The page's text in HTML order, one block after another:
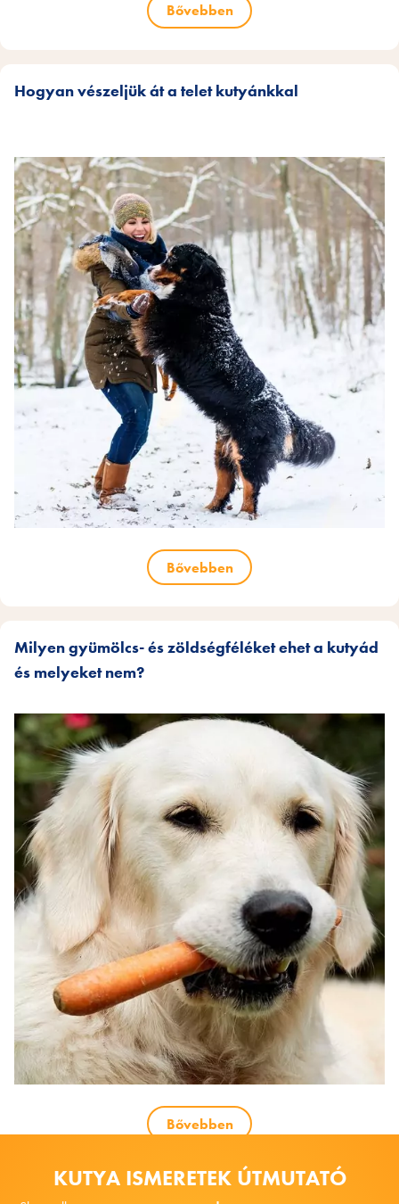
Bővebben
Hogyan vészeljük át a telet kutyánkkal
Bővebben
Milyen gyümölcs- és zöldségféléket ehet a kutyád
és melyeket nem?
Bővebben
KUTYA ISMERETEK ÚTMUTATÓ